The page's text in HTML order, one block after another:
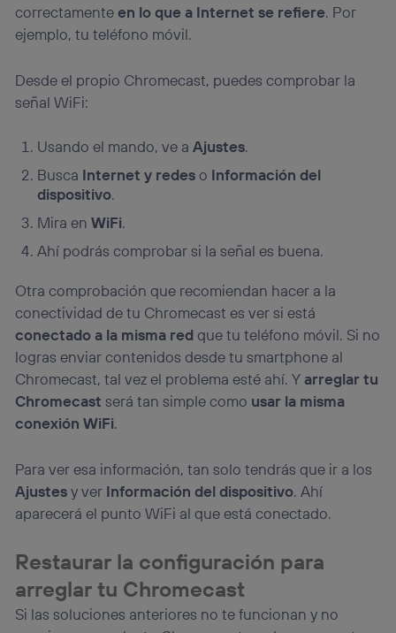
correctamenteen lo que a Internet se refiere. Por
ejemplo, tu teléfono móvil.
Desde el propio Chromecast, puedes comprobar la
señal WiFi:
Usando el mando, ve aAjustes.
Busca Internet y redeso Información del
dispositivo.
Mira enWiFi.
Ahí podrás comprobar si la señal es buena.
Otra comprobación que recomiendan hacer a la
conectividad de tu Chromecast es ver si está
conectado a la misma redque tu teléfono móvil. Si no
logras enviar contenidos desde tu smartphone al
Chromecast, tal vez el problema esté ahí. Y arreglar tu
Chromecast será tan simple como usar la misma
conexión WiFi.
Para ver esa información, tan solo tendrás que ir a los
Ajustesy ver Información del dispositivo. Ahí
aparecerá el punto WiFi al que está conectado.
Restaurar la configuración para
arreglar tu Chromecast
Si las soluciones anteriores no te funcionan y no